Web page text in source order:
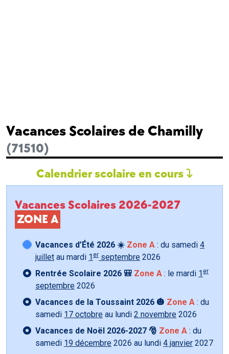
Vacances Scolaires de Chamilly
(71510)
Calendrier scolaire en cours
Vacances Scolaires 2026-2027
ZONE A
Vacances d’Été 2026 ☀️ Zone A : du samedi 4
juillet au mardi 1 er septembre 2026
Rentrée Scolaire 2026 🎒 Zone A : le mardi 1 er
septembre 2026
Vacances de la Toussaint 2026 🎃 Zone A : du
samedi 17 octobre au lundi 2 novembre 2026
Vacances de Noël 2026-2027 🎅 Zone A : du
samedi 19 décembre 2026 au lundi 4 janvier 2027